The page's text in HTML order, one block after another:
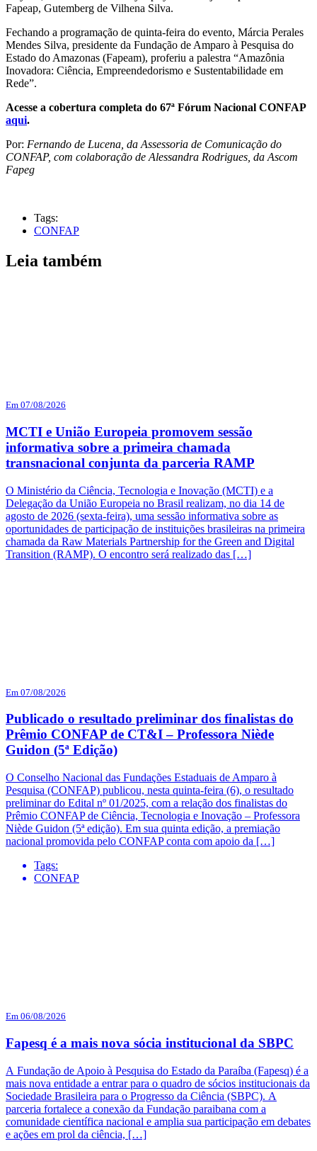
Fapeap, Gutemberg de Vilhena Silva.
Fechando a programação de quinta-feira do evento, Márcia Perales
Mendes Silva, presidente da Fundação de Amparo à Pesquisa do
Estado do Amazonas (Fapeam), proferiu a palestra “Amazônia
Inovadora: Ciência, Empreendedorismo e Sustentabilidade em
Rede”.
Acesse a cobertura completa do 67ª Fórum Nacional CONFAP
aqui.
Por: Fernando de Lucena, da Assessoria de Comunicação do
CONFAP, com colaboração de Alessandra Rodrigues, da Ascom
Fapeg
Tags:
CONFAP
Leia também
Em 07/08/2026
MCTI e União Europeia promovem sessão
informativa sobre a primeira chamada
transnacional conjunta da parceria RAMP
O Ministério da Ciência, Tecnologia e Inovação (MCTI) e a
Delegação da União Europeia no Brasil realizam, no dia 14 de
agosto de 2026 (sexta-feira), uma sessão informativa sobre as
oportunidades de participação de instituições brasileiras na primeira
chamada da Raw Materials Partnership for the Green and Digital
Transition (RAMP). O encontro será realizado das […]
Em 07/08/2026
Publicado o resultado preliminar dos finalistas do
Prêmio CONFAP de CT&I – Professora Niède
Guidon (5ª Edição)
O Conselho Nacional das Fundações Estaduais de Amparo à
Pesquisa (CONFAP) publicou, nesta quinta-feira (6), o resultado
preliminar do Edital nº 01/2025, com a relação dos finalistas do
Prêmio CONFAP de Ciência, Tecnologia e Inovação – Professora
Niède Guidon (5ª edição). Em sua quinta edição, a premiação
nacional promovida pelo CONFAP conta com apoio da […]
Tags:
CONFAP
Em 06/08/2026
Fapesq é a mais nova sócia institucional da SBPC
A Fundação de Apoio à Pesquisa do Estado da Paraíba (Fapesq) é a
mais nova entidade a entrar para o quadro de sócios institucionais da
Sociedade Brasileira para o Progresso da Ciência (SBPC). A
parceria fortalece a conexão da Fundação paraibana com a
comunidade científica nacional e amplia sua participação em debates
e ações em prol da ciência, […]